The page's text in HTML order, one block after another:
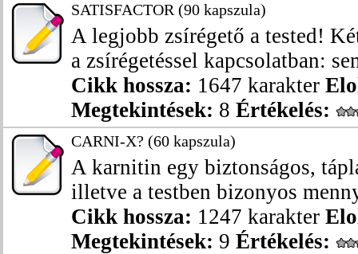
SATISFACTOR (90 kapszula)
A legjobb zsírégető a tested!
a zsírégetéssel kapcsolatban:
Cikk hossza: 1647 karakter
Megtekintések: 8 Értékelés:
CARNI-X? (60 kapszula)
A karnitin egy biztonságos,
illetve a testben bizonyos
Cikk hossza: 1247 karakter
Megtekintések: 9 Értékelés: